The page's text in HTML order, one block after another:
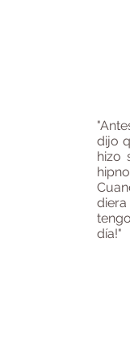
dijo
hizo
diera
día!"